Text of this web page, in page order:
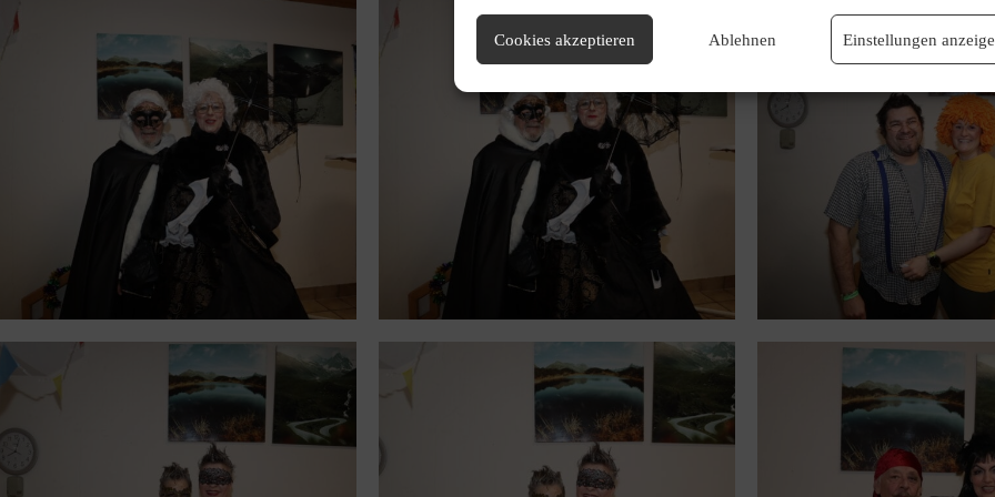
Cookies akzeptieren Ablehnen Einstellungen